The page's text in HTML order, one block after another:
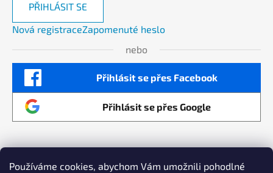
Používáme cookies, abychom Vám umožnili pohodlné
PŘIHLÁSIT SE
Nová registraceZapomenuté heslo
nebo
Přihlásit se přes Facebook
Přihlásit se přes Google